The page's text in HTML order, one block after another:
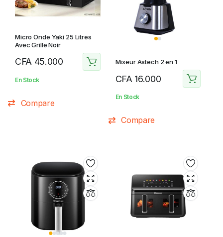
Micro Onde Yaki 25 Litres
Avec Grille Noir
CFA 45.000
En Stock
Compare
Mixeur Astech 2 en 1
CFA 16.000
En Stock
Compare